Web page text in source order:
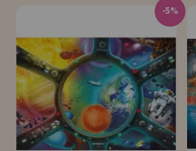
-5%